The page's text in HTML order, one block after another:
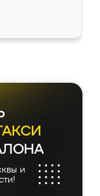
объяснил
срок, с
без
осталась
и ожидала.
и